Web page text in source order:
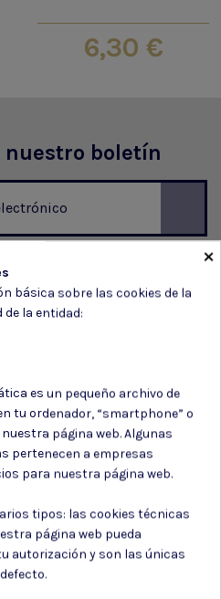
6,30 €
nuestro boletín
en el aviso legal.
para los fines indicados en la
×
básica sobre las cookies de la
la entidad:
es un pequeño archivo de
tu ordenador, “smartphone” o
página web. Algunas
pertenecen a empresas
para nuestra página web.
tipos: las cookies técnicas
página web pueda
autorización y son las únicas